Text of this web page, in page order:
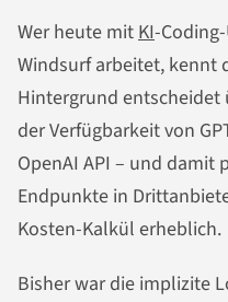
Wer heute mitKI-
Windsurf arbeitet, kennt
Hintergrund
der Verfügbarkeit von
OpenAI API – und
Endpunkte in
Kosten-Kalkül erheblich.
Bisher war die implizite